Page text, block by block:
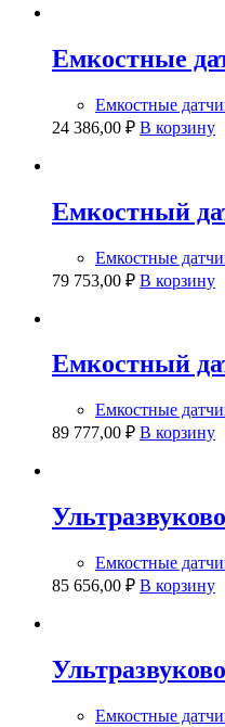
Емкостные
Емкостные
24 386,00 ₽ В корзину
Емкостный
Емкостные
79 753,00 ₽ В корзину
Емкостный
Емкостные
89 777,00 ₽ В корзину
Емкостные
85 656,00 ₽ В корзину
Емкостные